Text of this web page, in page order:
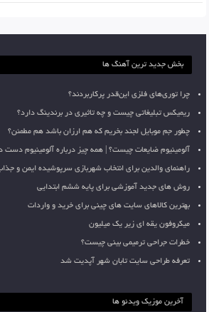
بخش جدید ترین آهنگ ها
چرا توری‌های فلزی این‌قدر پرکاربردند؟
ریمیکس تبلیغاتی چیست و چه تاثیری در برندینگ دارد؟
چطور جم موبایل لجند بخریم که هم ارزان باشد هم مطمئن؟
آلومینیوم ضایعات چیست؟ | همه چیز درباره آلومینیوم دست
راهنمای والدین برای انتخاب شهربازی سرپوشیده ایمن و
روش های جدید آموزشی برای پایه ششم ابتدایی
بهترین کالاهای سایت های چینی برای خرید و واردات
میکروفون یقه ای زیر یک میلیون
خطرات جراحی ترمیمی بینی چیست؟
تعرفه طراحی سایت تابان شهر آپدیت شد
آخرین موزیک ویدئو ها